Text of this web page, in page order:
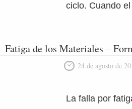
ciclo. Cuando
Fatiga de los Materiales –
24 de agosto de
La falla por